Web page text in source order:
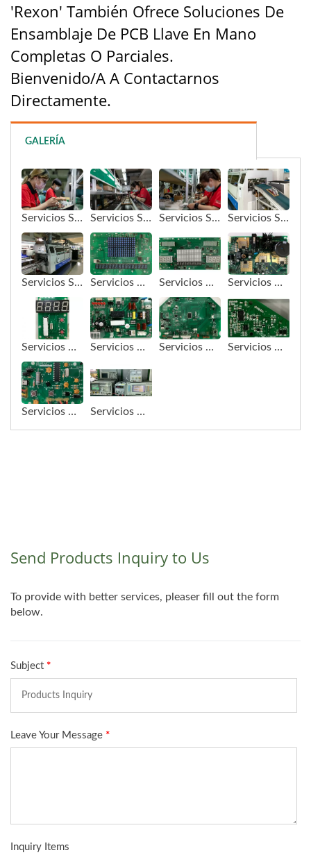
'Rexon' También Ofrece Soluciones De
Ensamblaje De PCB Llave En Mano
Completas O Parciales.
Bienvenido/a A Contactarnos
Directamente.
GALERÍA
Servicios SMT/DIP - fábrica Servicios SMT/DIP - fábrica Servicios SMT/DIP - fábrica Servicios SMT/DIP - fábrica
Servicios SMT/DIP - DIP Servicios OEM/ODM - Placa de control LED Servicios OEM/ODM - Placa de control LED Servicios OEM/ODM - Placa de alimentación
Servicios OEM/ODM - Placa de control simple Servicios OEM/ODM - Placa de control para bicicleta estática Servicios OEM/ODM - Placa de control inteligente Servicios OEM/ODM - Placa de teclado
Servicios OEM/ODM - Placa de teclado Servicios OEM/ODM - Estación de prueba